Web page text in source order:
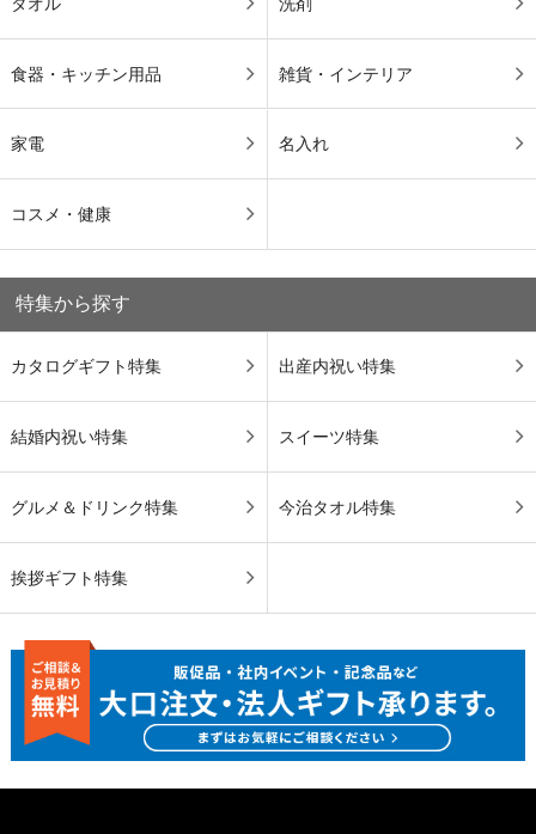
食器・キッチン用品 雑貨・インテリア
家電 名入れ
コスメ・健康
特集から探す
カタログギフト特集 出産内祝い特集
結婚内祝い特集 スイーツ特集
グルメ＆ドリンク特集 今治タオル特集
挨拶ギフト特集